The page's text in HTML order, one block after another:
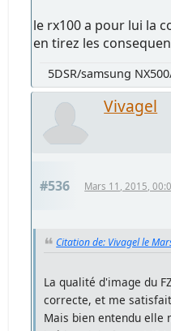
le rx100 a pour lui la
en tirez les
5DSR/samsung
Vivagel
#536 Mars 11, 2015,
Citation de: Vivagel le
La qualité d'image du
correcte, et me
Mais bien entendu elle